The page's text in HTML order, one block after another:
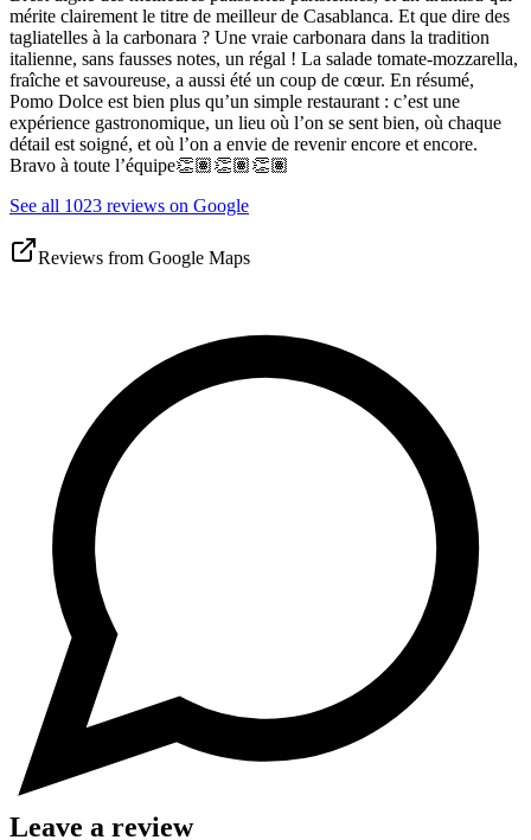
mérite clairement le titre de meilleur de Casablanca. Et que dire des
tagliatelles à la carbonara ? Une vraie carbonara dans la tradition
italienne, sans fausses notes, un régal ! La salade tomate-mozzarella,
fraîche et savoureuse, a aussi été un coup de cœur. En résumé,
Pomo Dolce est bien plus qu’un simple restaurant : c’est une
expérience gastronomique, un lieu où l’on se sent bien, où chaque
détail est soigné, et où l’on a envie de revenir encore et encore.
Bravo à toute l’équipe👏🏽👏🏽👏🏽
See all 1023 reviews on Google
Reviews from Google Maps
Leave a review